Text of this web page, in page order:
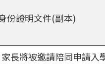
份證明文件(副本)
長將被邀請陪同申請入